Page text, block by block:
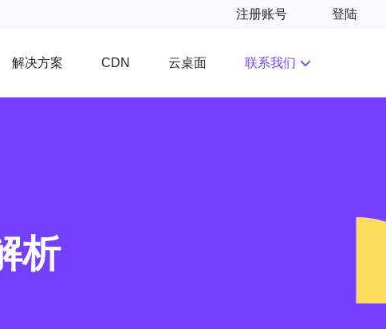
注册账号 登陆
解决方案 CDN 云桌面 联系我们
析